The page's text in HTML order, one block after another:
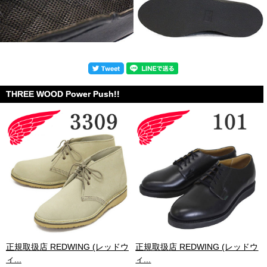
THREE WOOD Power Push!!
正規取扱店 REDWING (レッドウ
ィ...
正規取扱店 REDWING (レッドウ
ィ...